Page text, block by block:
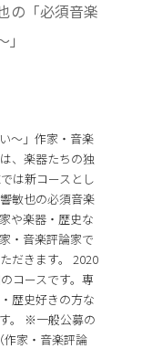
「必須音楽
〜」作家・音楽
、楽器たちの独
は新コースとし
敏也の必須音楽
や楽器・歴史な
・音楽評論家で
だきます。 2020
コースです。専
歴史好きの方な
。 ※一般公募の
作家・音楽評論